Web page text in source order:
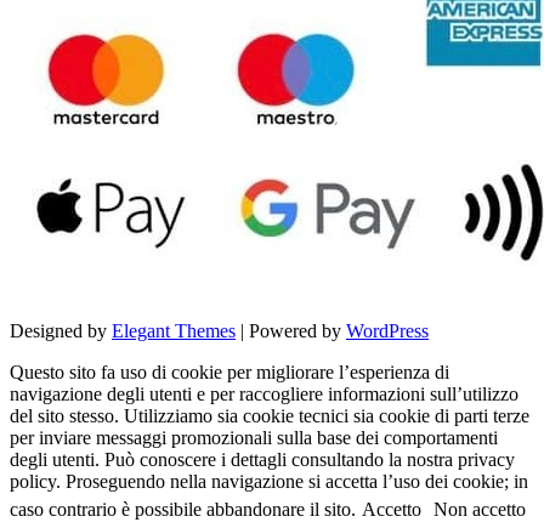
Designed by Elegant Themes | Powered by WordPress
Questo sito fa uso di cookie per migliorare l’esperienza di
navigazione degli utenti e per raccogliere informazioni sull’utilizzo
del sito stesso. Utilizziamo sia cookie tecnici sia cookie di parti terze
per inviare messaggi promozionali sulla base dei comportamenti
degli utenti. Può conoscere i dettagli consultando la nostra privacy
policy. Proseguendo nella navigazione si accetta l’uso dei cookie; in
caso contrario è possibile abbandonare il sito. Accetto Non accetto